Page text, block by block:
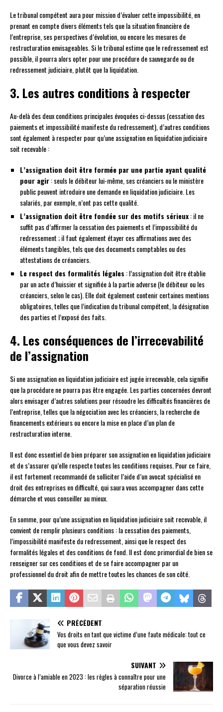
Le tribunal compétent aura pour mission d’évaluer cette impossibilité, en
prenant en compte divers éléments tels que la situation financière de
l’entreprise, ses perspectives d’évolution, ou encore les mesures de
restructuration envisageables. Si le tribunal estime que le redressement est
possible, il pourra alors opter pour une procédure de sauvegarde ou de
redressement judiciaire, plutôt que la liquidation.
3. Les autres conditions à respecter
Au-delà des deux conditions principales évoquées ci-dessus (cessation des
paiements et impossibilité manifeste du redressement), d’autres conditions
sont également à respecter pour qu’une assignation en liquidation judiciaire
soit recevable :
L’assignation doit être formée par une partie ayant qualité
pour agir: seuls le débiteur lui-même, ses créanciers ou le ministère
public peuvent introduire une demande en liquidation judiciaire. Les
salariés, par exemple, n’ont pas cette qualité.
L’assignation doit être fondée sur des motifs sérieux: il ne
suffit pas d’affirmer la cessation des paiements et l’impossibilité du
redressement ; il faut également étayer ces affirmations avec des
éléments tangibles, tels que des documents comptables ou des
attestations de créanciers.
Le respect des formalités légales : l’assignation doit être établie
par un acte d’huissier et signifiée à la partie adverse (le débiteur ou les
créanciers, selon le cas). Elle doit également contenir certaines mentions
obligatoires, telles que l’indication du tribunal compétent, la désignation
des parties et l’exposé des faits.
4. Les conséquences de l’irrecevabilité
de l’assignation
Si une assignation en liquidation judiciaire est jugée irrecevable, cela signifie
que la procédure ne pourra pas être engagée. Les parties concernées devront
alors envisager d’autres solutions pour résoudre les difficultés financières de
l’entreprise, telles que la négociation avec les créanciers, la recherche de
financements extérieurs ou encore la mise en place d’un plan de
restructuration interne.
Il est donc essentiel de bien préparer son assignation en liquidation judiciaire
et de s’assurer qu’elle respecte toutes les conditions requises. Pour ce faire,
il est fortement recommandé de solliciter l’aide d’un avocat spécialisé en
droit des entreprises en difficulté, qui saura vous accompagner dans cette
démarche et vous conseiller au mieux.
En somme, pour qu’une assignation en liquidation judiciaire soit recevable, il
convient de remplir plusieurs conditions : la cessation des paiements,
l’impossibilité manifeste du redressement, ainsi que le respect des
formalités légales et des conditions de fond. Il est donc primordial de bien se
renseigner sur ces conditions et de se faire accompagner par un
professionnel du droit afin de mettre toutes les chances de son côté.
PRÉCÉDENT
Vos droits en tant que victime d’une faute médicale: tout ce
que vous devez savoir
SUIVANT
Divorce à l’amiable en 2023 : les règles à connaître pour une
séparation réussie